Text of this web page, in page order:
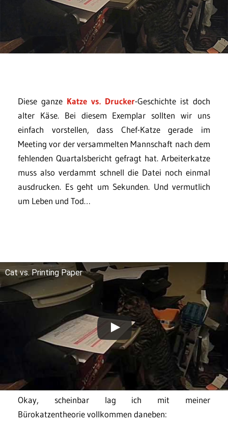
Diese ganze Katze vs. Drucker-Geschichte ist doch
alter Käse. Bei diesem Exemplar sollten wir uns
einfach vorstellen, dass Chef-Katze gerade im
Meeting vor der versammelten Mannschaft nach dem
fehlenden Quartalsbericht gefragt hat. Arbeiterkatze
muss also verdammt schnell die Datei noch einmal
ausdrucken. Es geht um Sekunden. Und vermutlich
um Leben und Tod…
Cat vs. Printing Paper
Okay, scheinbar lag ich mit meiner
Bürokatzentheorie vollkommen daneben: